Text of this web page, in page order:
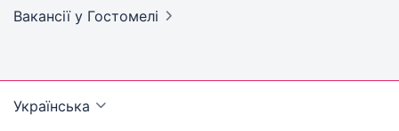
Вакансії у Гостомелі
Українська